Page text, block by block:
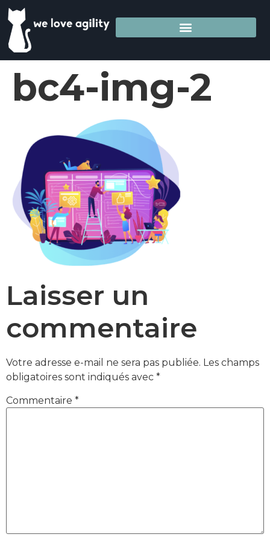
bc4-img-2
Laisser un
commentaire
Votre adresse e-mail ne sera pas publiée. Les champs
obligatoires sont indiqués avec *
Commentaire *